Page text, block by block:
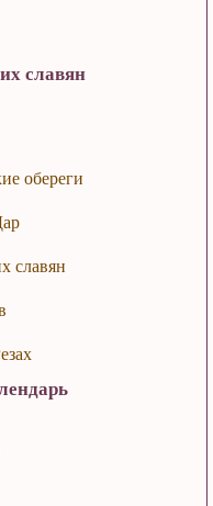
славян
обереги
славян